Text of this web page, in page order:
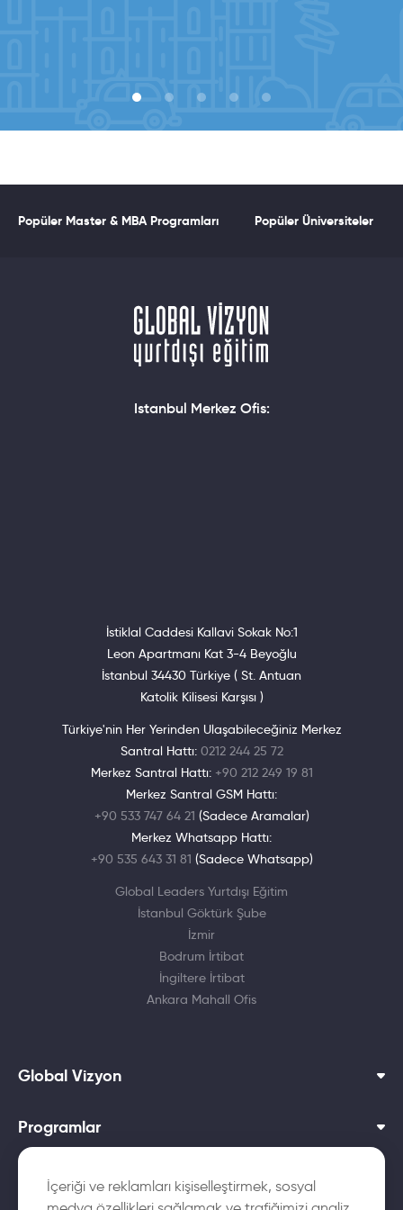
İçeriği ve reklamları kişiselleştirmek, sosyal
Popüler Master & MBA Programları Popüler Üniversiteler
Istanbul Merkez Ofis:
İstiklal Caddesi Kallavi Sokak No:1
Leon Apartmanı Kat 3-4 Beyoğlu
İstanbul 34430 Türkiye ( St. Antuan
Katolik Kilisesi Karşısı )
Türkiye'nin Her Yerinden Ulaşabileceğiniz Merkez
Santral Hattı: 0212 244 25 72
Merkez Santral Hattı: +90 212 249 19 81
Merkez Santral GSM Hattı:
+90 533 747 64 21 (Sadece Aramalar)
Merkez Whatsapp Hattı:
+90 535 643 31 81 (Sadece Whatsapp)
Global Leaders Yurtdışı Eğitim
İstanbul Göktürk Şube
İzmir
Bodrum İrtibat
İngiltere İrtibat
Ankara Mahall Ofis
Global Vizyon
Programlar
Dil Okulları